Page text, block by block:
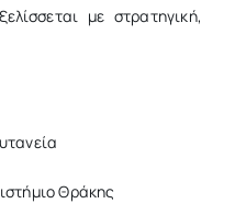
με στρατηγική,
Θράκης